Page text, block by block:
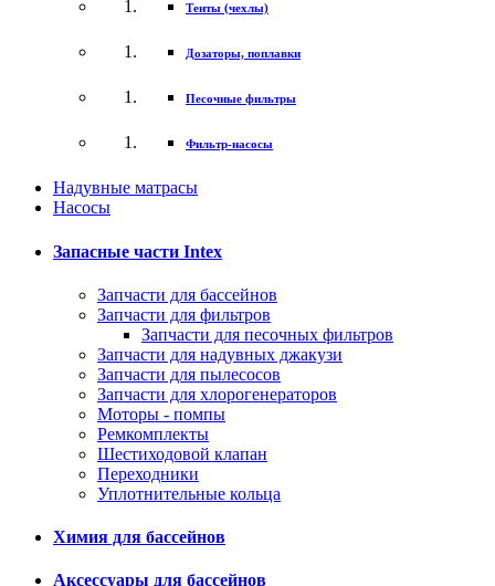
Тенты (чехлы)
Дозаторы, поплавки
Песочные фильтры
Фильтр-насосы
Надувные матрасы
Насосы
Запасные части Intex
Запчасти для бассейнов
Запчасти для фильтров
Запчасти для песочных фильтров
Запчасти для надувных джакузи
Запчасти для пылесосов
Запчасти для хлорогенераторов
Моторы - помпы
Ремкомплекты
Шестиходовой клапан
Переходники
Уплотнительные кольца
Химия для бассейнов
Аксессуары для бассейнов